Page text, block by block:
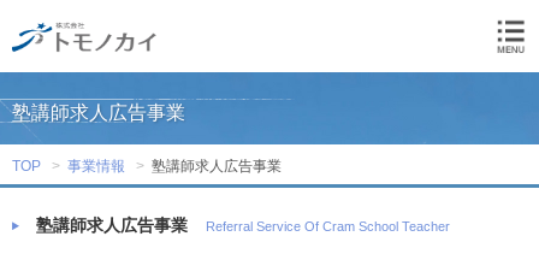
塾講師求人広告事業
TOP 事業情報 塾講師求人広告事業
塾講師求人広告事業 Referral Service Of Cram School Teacher